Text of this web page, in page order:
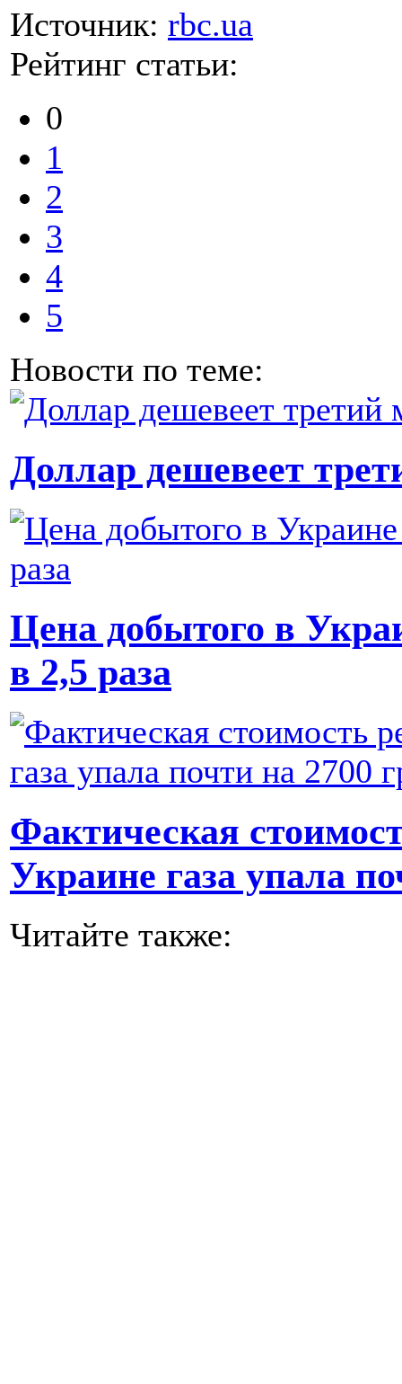
Источник: rbc.ua
Рейтинг статьи:
0
1
2
3
4
5
Новости по теме:
Доллар дешевеет
Цена добытого в
в 2,5 раза
Фактическая
Украине газа упала
Читайте также: